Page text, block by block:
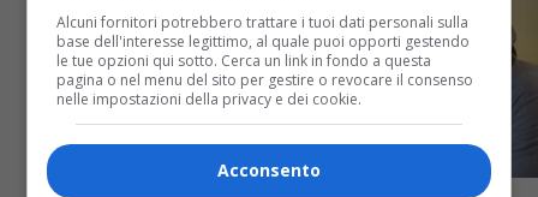
Alcuni fornitori potrebbero trattare i tuoi dati personali sulla
base dell'interesse legittimo, al quale puoi opporti gestendo
le tue opzioni qui sotto. Cerca un link in fondo a questa
pagina o nel menu del sito per gestire o revocare il consenso
nelle impostazioni della privacy e dei cookie.
Acconsento